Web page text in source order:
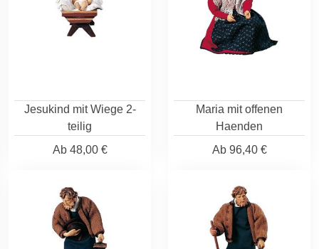
Jesukind mit Wiege 2-
teilig
Ab48,00 €
Maria mit offenen
Haenden
Ab96,40 €